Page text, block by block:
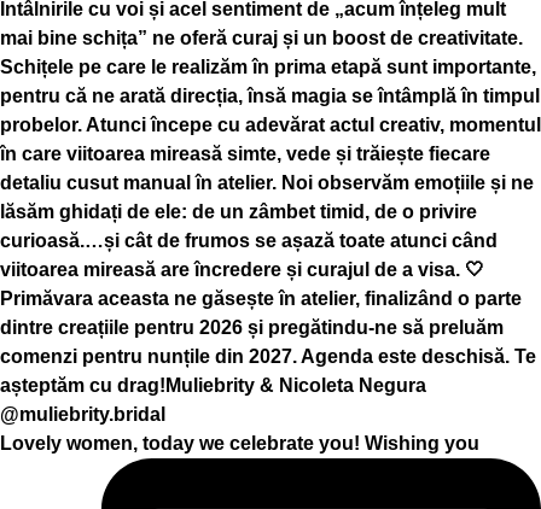
Lovely women, today we celebrate you! Wishing you